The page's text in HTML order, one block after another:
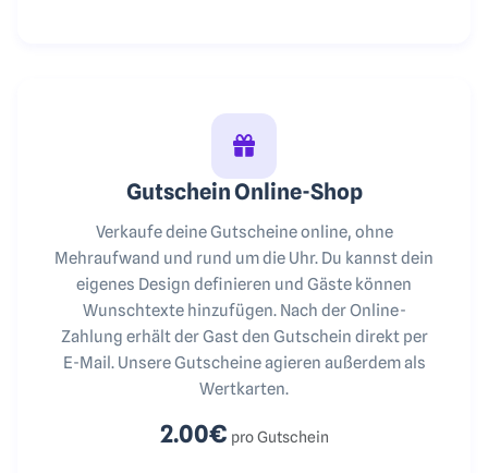
Gutschein Online-Shop
Verkaufe deine Gutscheine online, ohne
Mehraufwand und rund um die Uhr. Du kannst dein
eigenes Design definieren und Gäste können
Wunschtexte hinzufügen. Nach der Online-
Zahlung erhält der Gast den Gutschein direkt per
E-Mail. Unsere Gutscheine agieren außerdem als
Wertkarten.
2.00€ pro Gutschein